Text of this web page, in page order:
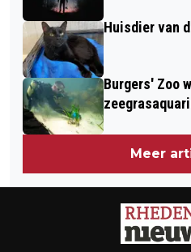
Huisdier van
Burgers' Zoo
Meer